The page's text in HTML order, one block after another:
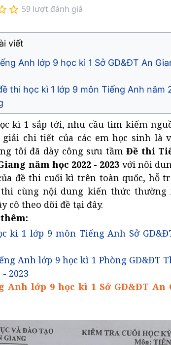
59 lượt đánh giá
viết
Anh lớp 9 học kì 1 Sở GD&ĐT An
thi học kì 1 lớp 9 môn Tiếng Anh năm
kì 1 sắp tới, nhu cầu tìm kiếm
chi tiết của các em học sinh là
tôi đã dày công sưu tầmĐề thi
năm học 2022 - 2023 với nôi
đề thi cuối kì trên toàn quốc, hỗ
cùng nội dung kiến thức thường
cô theo dõi đề tại đây.
kì 1 lớp 9 môn Tiếng Anh Sở
Anh lớp 9 học kì 1 Phòng GD&ĐT
- 2023
Anh lớp 9 học kì 1 Sở GD&ĐT An